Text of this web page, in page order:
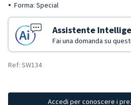
Forma: Special
Assistente
Fai una domanda su
Ref: SW134
Accedi per conoscere i